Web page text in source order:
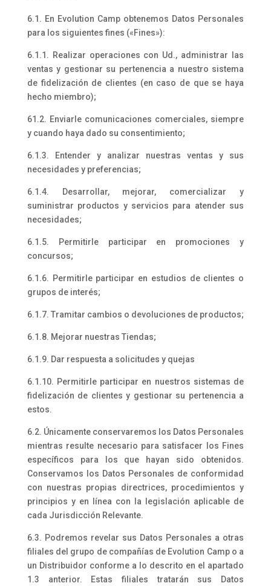
6.1. En Evolution Camp obtenemos Datos Personales
para los siguientes fines («Fines»):
6.1.1. Realizar operaciones con Ud., administrar las
ventas y gestionar su pertenencia a nuestro sistema
de fidelización de clientes (en caso de que se haya
hecho miembro);
61.2. Enviarle comunicaciones comerciales, siempre
y cuando haya dado su consentimiento;
6.1.3. Entender y analizar nuestras ventas y sus
necesidades y preferencias;
6.1.4. Desarrollar, mejorar, comercializar y
suministrar productos y servicios para atender sus
necesidades;
6.1.5. Permitirle participar en promociones y
concursos;
6.1.6. Permitirle participar en estudios de clientes o
grupos de interés;
6.1.7. Tramitar cambios o devoluciones de productos;
6.1.8. Mejorar nuestras Tiendas;
6.1.9. Dar respuesta a solicitudes y quejas
6.1.10. Permitirle participar en nuestros sistemas de
fidelización de clientes y gestionar su pertenencia a
estos.
6.2. Únicamente conservaremos los Datos Personales
mientras resulte necesario para satisfacer los Fines
específicos para los que hayan sido obtenidos.
Conservamos los Datos Personales de conformidad
con nuestras propias directrices, procedimientos y
principios y en línea con la legislación aplicable de
cada Jurisdicción Relevante.
6.3. Podremos revelar sus Datos Personales a otras
filiales del grupo de compañías de Evolution Camp o a
un Distribuidor conforme a lo descrito en el apartado
1.3 anterior. Estas filiales tratarán sus Datos